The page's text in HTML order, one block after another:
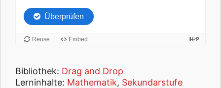
Bibliothek: Drag and Drop
Lerninhalte: Mathematik, Sekundarstufe